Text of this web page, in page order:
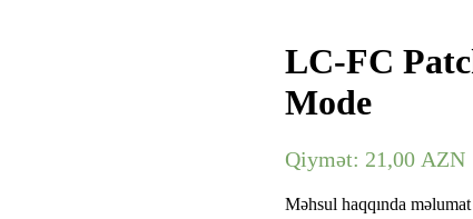
LC-FC
Mode
Qiymət: 21,00 AZN
Məhsul haqqında məlumat